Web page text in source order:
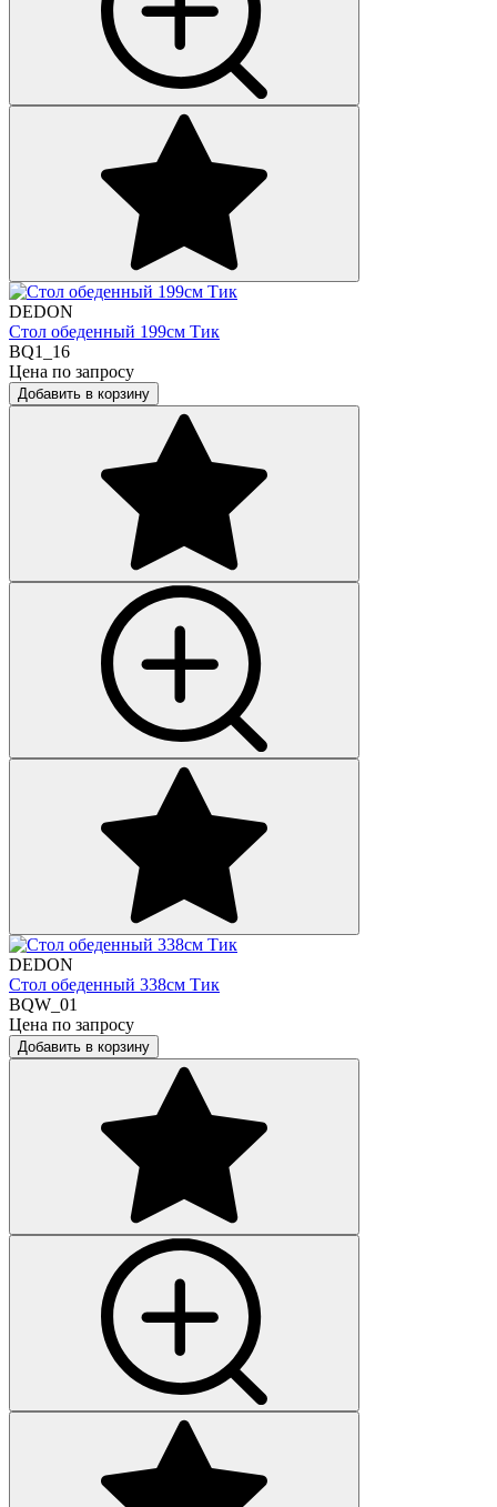
DEDON
Стол обеденный 199см Тик
BQ1_16
Цена по запросу
Добавить в корзину
DEDON
Стол обеденный 338см Тик
BQW_01
Цена по запросу
Добавить в корзину